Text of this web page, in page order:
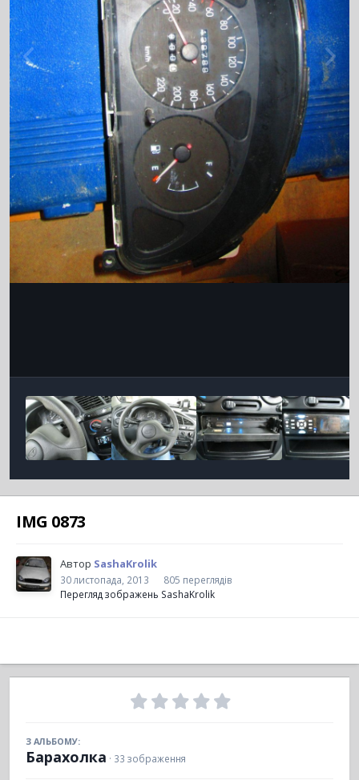
IMG 0873
Автор SashaKrolik
30 листопада, 2013
805 переглядів
Перегляд зображень SashaKrolik
З АЛЬБОМУ:
Барахолка · 33 зображення